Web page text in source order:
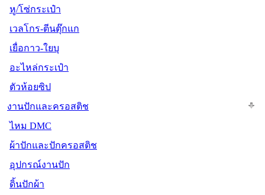
หู/โซ่กระเป๋า
เวลโกร-ตีนตุ๊กแก
เยื่อกาว-ใยบุ
อะไหล่กระเป๋า
ตัวห้อยซิป
งานปักและครอสติช
ไหม DMC
ผ้าปักและปักครอสติช
อุปกรณ์งานปัก
ดิ้นปักผ้า